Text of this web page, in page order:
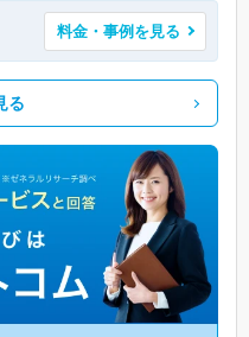
料金・事例を見る
る